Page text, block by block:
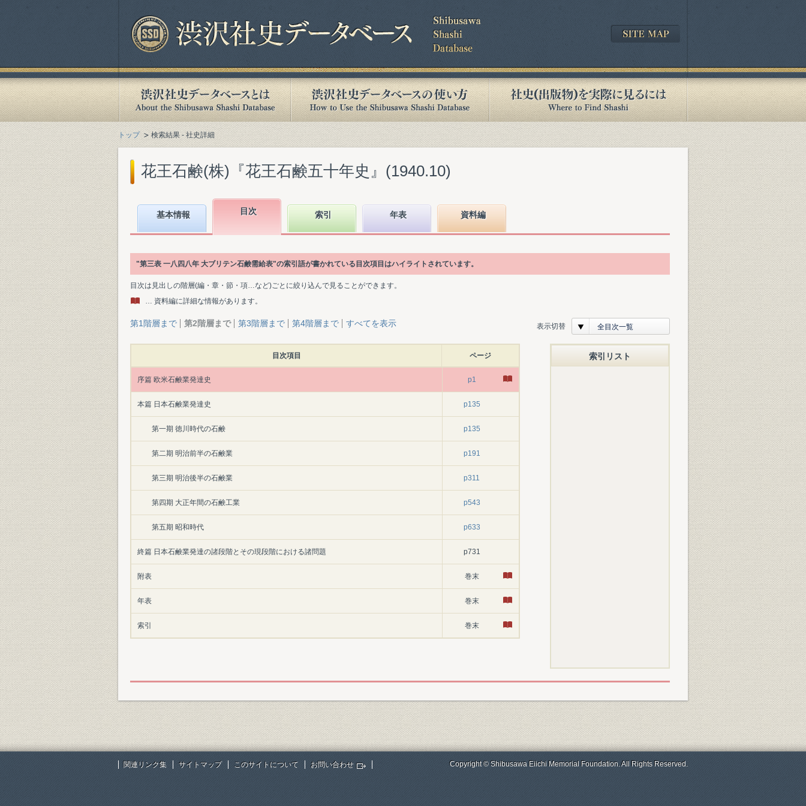
トップ 検索結果 - 社史詳細
花王石鹸(株)『花王石鹸五十年史』(1940.10)
基本情報 目次 索引 年表 資料編
"第三表 一八四八年 大ブリテン石鹸需給表"の索引語が書かれている目次項目はハイライトされています。
目次は見出しの階層(編・章・節・項…など)ごとに絞り込んで見ることができます。
… 資料編に詳細な情報があります。
第1階層まで 第2階層まで 第3階層まで 第4階層まで すべてを表示 表示切替 全目次一覧
目次項目 ページ
序篇 欧米石鹸業発達史 p1
本篇 日本石鹸業発達史 p135
第一期 徳川時代の石鹸 p135
第二期 明治前半の石鹸業 p191
第三期 明治後半の石鹸業 p311
第四期 大正年間の石鹸工業 p543
第五期 昭和時代 p633
終篇 日本石鹸業発達の諸段階とその現段階における諸問題 p731
附表 巻末
年表 巻末
索引 巻末
索引リスト
関連リンク集 サイトマップ このサイトについて お問い合わせ Copyright © Shibusawa Eiichi Memorial Foundation. All Rights Reserved.